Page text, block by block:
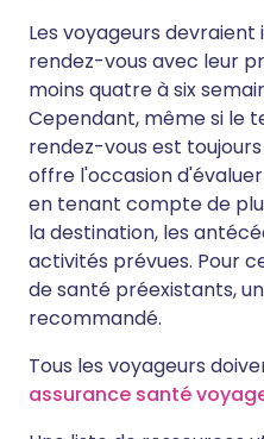
Les voyageurs
rendez-vous avec leur
moins quatre à six
Cependant, même si le
rendez-vous est
offre l'occasion
en tenant compte de
la destination, les
activités prévues. Pour
de santé préexistants,
recommandé.
Tous les voyageurs
assurance santé